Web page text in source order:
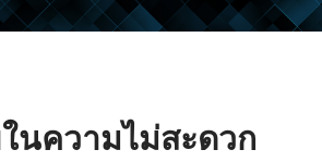
นความไม่สะดวก